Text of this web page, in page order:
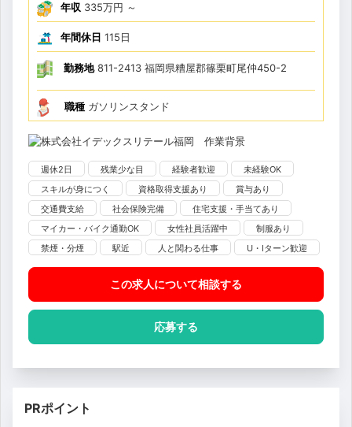
年収 335万円 ～
年間休日 115日
勤務地811-2413 福岡県糟屋郡篠栗町尾仲450-2
職種 ガソリンスタンド
週休2日 残業少な目 経験者歓迎
未経験OK
スキルが身につく
資格取得支援あり
賞与あり
交通費支給
社会保険完備
住宅支援・手当てあり
マイカー・バイク通勤OK
女性社員活躍中
制服あり
禁煙・分煙
駅近 人と関わる仕事 U・Iターン歓迎
この求人について相談する
応募する
PRポイント